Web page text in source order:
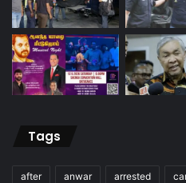
Tags
after anwar arrested